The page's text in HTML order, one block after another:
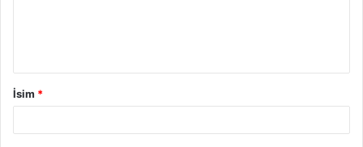
İsim *